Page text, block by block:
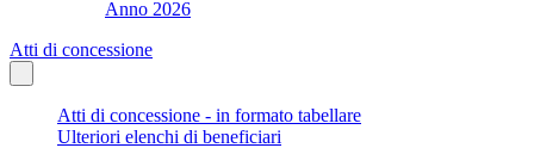
Anno 2026
Atti di concessione
Atti di concessione - in formato tabellare
Ulteriori elenchi di beneficiari